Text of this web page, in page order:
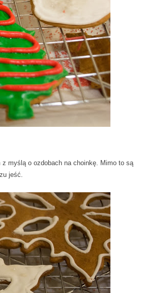
myślą o ozdobach na choinkę. Mimo to są
jeść.